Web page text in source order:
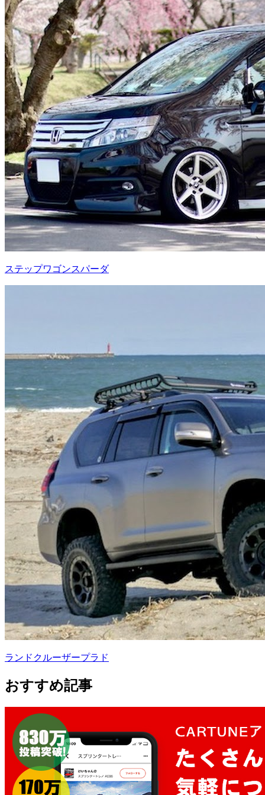
ステップワゴンスパーダ
ランドクルーザープラド
おすすめ記事